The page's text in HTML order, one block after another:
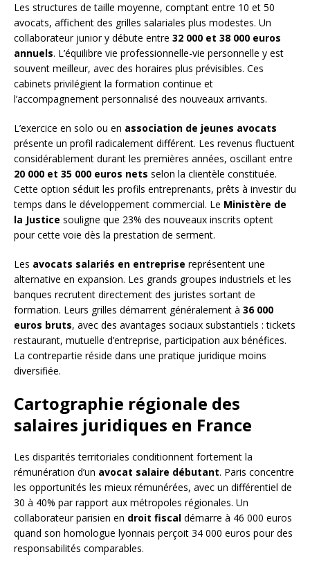
Les structures de taille moyenne, comptant entre 10 et 50
avocats, affichent des grilles salariales plus modestes. Un
collaborateur junior y débute entre 32 000 et 38 000 euros
annuels. L’équilibre vie professionnelle-vie personnelle y est
souvent meilleur, avec des horaires plus prévisibles. Ces
cabinets privilégient la formation continue et
l’accompagnement personnalisé des nouveaux arrivants.
L’exercice en solo ou en association de jeunes avocats
présente un profil radicalement différent. Les revenus fluctuent
considérablement durant les premières années, oscillant entre
20 000 et 35 000 euros nets selon la clientèle constituée.
Cette option séduit les profils entreprenants, prêts à investir du
temps dans le développement commercial. Le Ministère de
la Justice souligne que 23% des nouveaux inscrits optent
pour cette voie dès la prestation de serment.
Les avocats salariés en entreprise représentent une
alternative en expansion. Les grands groupes industriels et les
banques recrutent directement des juristes sortant de
formation. Leurs grilles démarrent généralement à 36 000
euros bruts, avec des avantages sociaux substantiels : tickets
restaurant, mutuelle d’entreprise, participation aux bénéfices.
La contrepartie réside dans une pratique juridique moins
diversifiée.
Cartographie régionale des
salaires juridiques en France
Les disparités territoriales conditionnent fortement la
rémunération d’un avocat salaire débutant. Paris concentre
les opportunités les mieux rémunérées, avec un différentiel de
30 à 40% par rapport aux métropoles régionales. Un
collaborateur parisien en droit fiscal démarre à 46 000 euros
quand son homologue lyonnais perçoit 34 000 euros pour des
responsabilités comparables.